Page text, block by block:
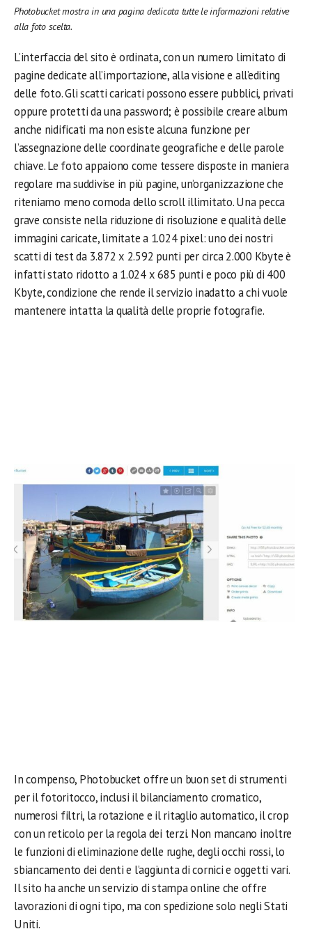
Photobucket mostra in una pagina dedicata tutte le informazioni relative
alla foto scelta.
L’interfaccia del sito è ordinata, con un numero limitato di
pagine dedicate all’importazione, alla visione e all’editing
delle foto. Gli scatti caricati possono essere pubblici, privati
oppure protetti da una password; è possibile creare album
anche nidificati ma non esiste alcuna funzione per
l’assegnazione delle coordinate geografiche e delle parole
chiave. Le foto appaiono come tessere disposte in maniera
regolare ma suddivise in più pagine, un’organizzazione che
riteniamo meno comoda dello scroll illimitato. Una pecca
grave consiste nella riduzione di risoluzione e qualità delle
immagini caricate, limitate a 1.024 pixel: uno dei nostri
scatti di test da 3.872 x 2.592 punti per circa 2.000 Kbyte è
infatti stato ridotto a 1.024 x 685 punti e poco più di 400
Kbyte, condizione che rende il servizio inadatto a chi vuole
mantenere intatta la qualità delle proprie fotografie.
In compenso, Photobucket offre un buon set di strumenti
per il fotoritocco, inclusi il bilanciamento cromatico,
numerosi filtri, la rotazione e il ritaglio automatico, il crop
con un reticolo per la regola dei terzi. Non mancano inoltre
le funzioni di eliminazione delle rughe, degli occhi rossi, lo
sbiancamento dei denti e l’aggiunta di cornici e oggetti vari.
Il sito ha anche un servizio di stampa online che offre
lavorazioni di ogni tipo, ma con spedizione solo negli Stati
Uniti.